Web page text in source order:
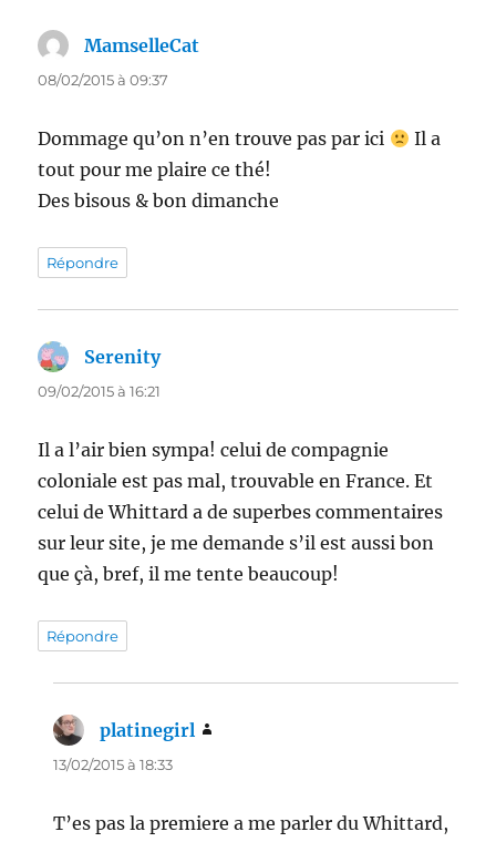
MamselleCat
08/02/2015 à 09:37
Dommage qu’on n’en trouve pas par ici
Il a
tout pour me plaire ce thé!
Des bisous & bon dimanche
Répondre
Serenitydit :
09/02/2015 à 16:21
Il a l’air bien sympa! celui de compagnie
coloniale est pas mal, trouvable en France. Et
celui de Whittard a de superbes commentaires
sur leur site, je me demande s’il est aussi bon
que çà, bref, il me tente beaucoup!
Répondre
platinegirl
13/02/2015 à 18:33
T’es pas la premiere a me parler du Whittard,